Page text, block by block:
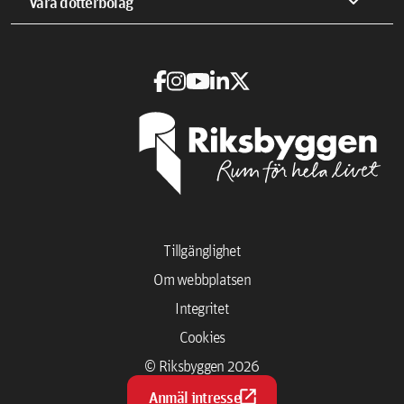
Anmäl intresseopen_in_new
© Riksbyggen 2026
Cookies
Integritet
Om webbplatsen
Tillgänglighet